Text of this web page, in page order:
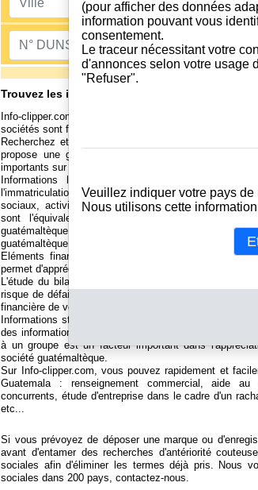
Trouvez les informations légales et financières
Info-clipper.com a été conçu par le co-fondateur de
sociétés sont fournies dans les rapports disponibles sur
Recherchez et trouvez les informations sur les
propose une gamme complète de rapports et
importants sur les sociétés guatémaltèques dans de
Informations légales : Provenant du registre du
l'immatriculation : dénomination sociale, forme
sociaux, activité, procédures judiciaires et
sont l'équivalent de celles trouvées dans un
guatémaltèque. Egalement très important dans les
guatémaltèque : il permet d'identifier exactement la
Eléments financiers : Issue des comptes annuels
permet d'apprécier la surface et la santé financière
L'étude du bilan de la société est aussi importante
risque de défaillance d'une entreprise guatémaltèque.
financière de vos fournisseurs à l'international est
Informations structurelles : La société est-elle intégrée
des informations sur la société-mère, les filiales au
à un groupe est un facteur important dans
société guatémaltèque.
Sur Info-clipper.com, vous pouvez rapidement et
Guatemala : renseignement commercial, aide
concurrents, étude d'entreprise dans le cadre d'un
etc...
Si vous prévoyez de déposer une marque ou
avant d'entamer des recherches d'antériorité
sociales afin d'éliminer les termes déjà pris. Nous
sociales dans 200 pays, contactez-nous.
(pour afficher des données
information pouvant vous
consentement.
Le traceur nécessitant votre
d'annonces selon votre usage
"Refuser".
Veuillez indiquer votre pays
Nous utilisons cette